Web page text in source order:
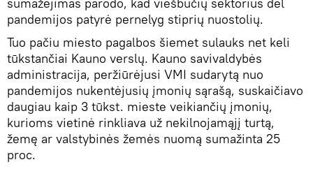
sumažėjimas parodo, kad viešbučių sektorius dėl
pandemijos patyrė pernelyg stiprių nuostolių.
Tuo pačiu miesto pagalbos šiemet sulauks net keli
tūkstančiai Kauno verslų. Kauno savivaldybės
administracija, peržiūrėjusi VMI sudarytą nuo
pandemijos nukentėjusių įmonių sąrašą, suskaičiavo
daugiau kaip 3 tūkst. mieste veikiančių įmonių,
kurioms vietinė rinkliava už nekilnojamąjį turtą,
žemę ar valstybinės žemės nuomą sumažinta 25
proc.